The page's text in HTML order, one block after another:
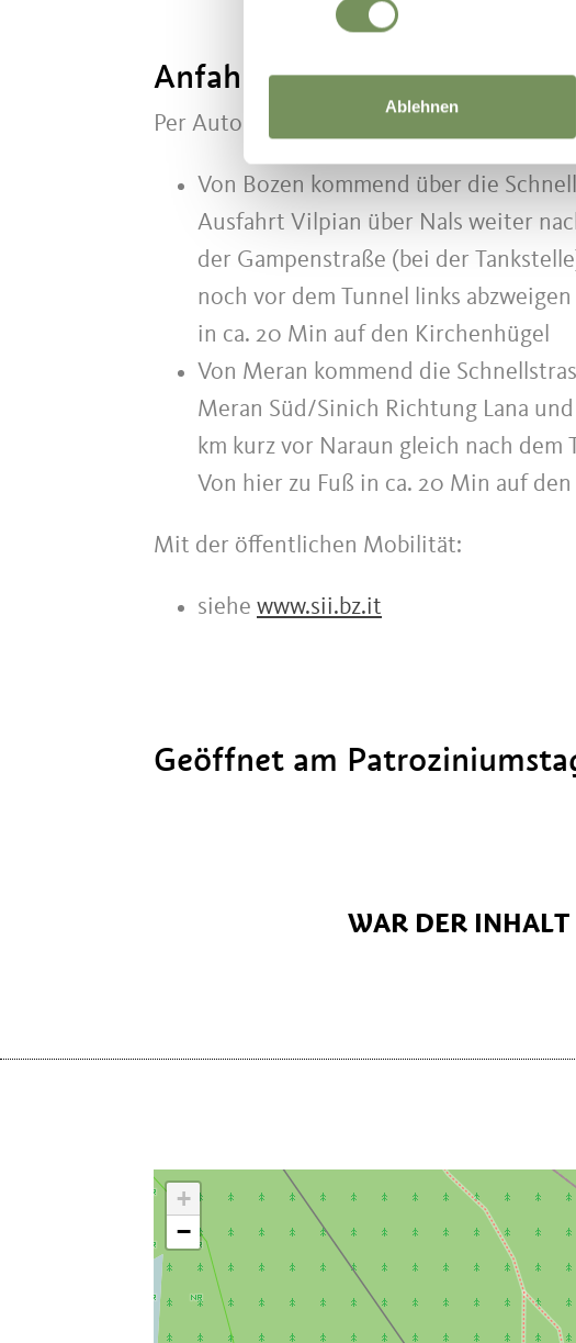
Ablehnen
Anfahrtsbeschreibung
Per Auto:
Von Bozen kommend über die
Ausfahrt Vilpian über Nals weiter
der Gampenstraße (bei der
noch vor dem Tunnel links
in ca. 20 Min auf den Kirchenhügel
Von Meran kommend die
Meran Süd/Sinich Richtung Lana
km kurz vor Naraun gleich nach
Von hier zu Fuß in ca. 20 Min auf
Mit der öffentlichen Mobilität:
siehe www.sii.bz.it
Geöffnet am
WAR DER
+
−